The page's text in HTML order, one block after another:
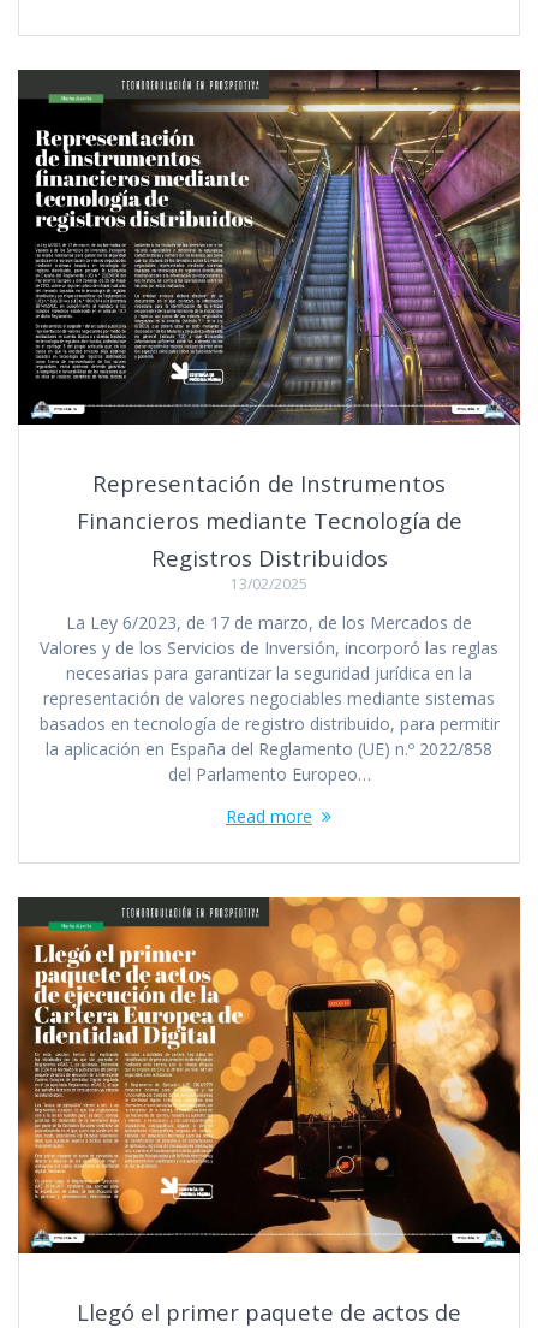
Representación de Instrumentos
Financieros mediante Tecnología de
Registros Distribuidos
13/02/2025
La Ley 6/2023, de 17 de marzo, de los Mercados de
Valores y de los Servicios de Inversión, incorporó las reglas
necesarias para garantizar la seguridad jurídica en la
representación de valores negociables mediante sistemas
basados en tecnología de registro distribuido, para permitir
la aplicación en España del Reglamento (UE) n.º 2022/858
del Parlamento Europeo…
Read more
Llegó el primer paquete de actos de